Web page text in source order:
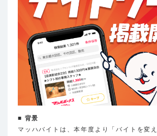
■ 背景
マッハバイトは、本年度より「バイトを変